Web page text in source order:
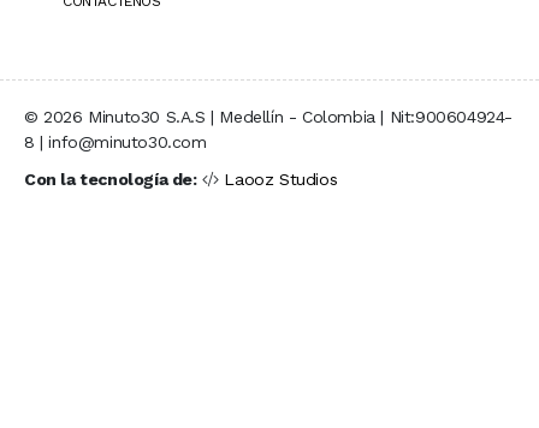
© 2026 Minuto30 S.A.S | Medellín - Colombia | Nit:900604924-
8 | info@minuto30.com
Con la tecnología de:
Laooz Studios